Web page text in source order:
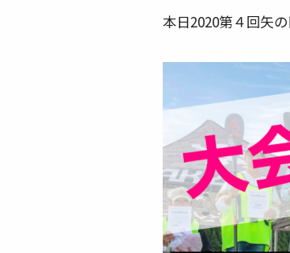
本日2020第４回矢